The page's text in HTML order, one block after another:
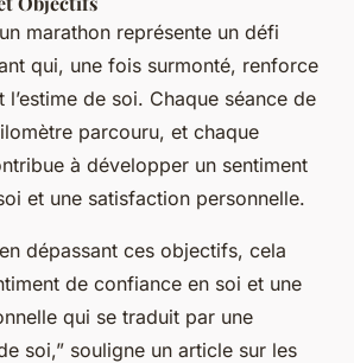
marathon représente un défi
qui, une fois surmonté, renforce
de soi. Chaque séance de
parcouru, et chaque
à développer un sentiment
et une satisfaction personnelle.
dépassant ces objectifs, cela
de confiance en soi et une
qui se traduit par une
soi,” souligne un article sur les